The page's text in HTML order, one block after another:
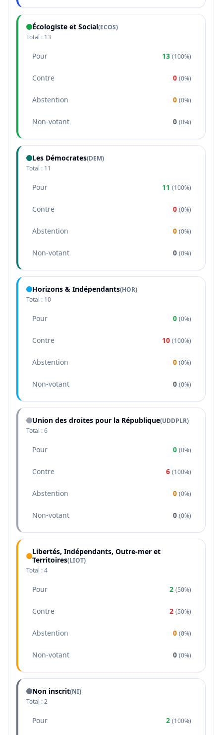
Écologiste et Social(ECOS)
Total : 13
Pour 13 (100%)
Contre 0 (0%)
Abstention 0 (0%)
Non-votant 0 (0%)
Les Démocrates(DEM)
Total : 11
Pour 11 (100%)
Contre 0 (0%)
Abstention 0 (0%)
Non-votant 0 (0%)
Horizons & Indépendants(HOR)
Total : 10
Pour 0 (0%)
Contre 10 (100%)
Abstention 0 (0%)
Non-votant 0 (0%)
Union des droites pour la République(UDDPLR)
Total :6
Pour 0 (0%)
Contre 6 (100%)
Abstention 0 (0%)
Non-votant 0 (0%)
Libertés, Indépendants, Outre-mer et
Territoires(LIOT)
Total :4
Pour 2 (50%)
Contre 2 (50%)
Abstention 0 (0%)
Non-votant 0 (0%)
Non inscrit(NI)
Total :2
Pour 2 (100%)